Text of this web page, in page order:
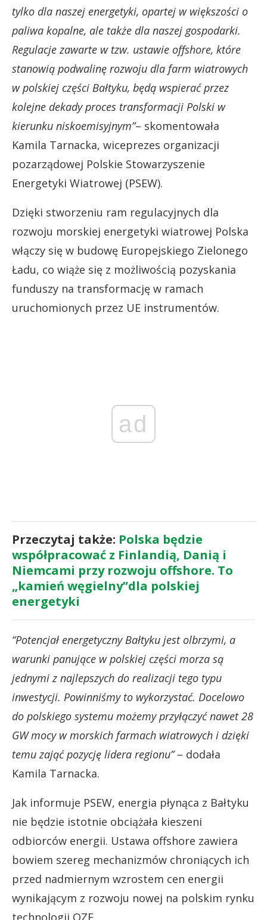
tylko dla naszej energetyki, opartej w większości o
paliwa kopalne, ale także dla naszej gospodarki.
Regulacje zawarte w tzw. ustawie offshore, które
stanowią podwalinę rozwoju dla farm wiatrowych
w polskiej części Bałtyku, będą wspierać przez
kolejne dekady proces transformacji Polski w
kierunku niskoemisyjnym”– skomentowała
Kamila Tarnacka, wiceprezes organizacji
pozarządowej Polskie Stowarzyszenie
Energetyki Wiatrowej (PSEW).
Dzięki stworzeniu ram regulacyjnych dla
rozwoju morskiej energetyki wiatrowej Polska
włączy się w budowę Europejskiego Zielonego
Ładu, co wiąże się z możliwością pozyskania
funduszy na transformację w ramach
uruchomionych przez UE instrumentów.
ad
Przeczytaj także: Polska będzie
współpracować z Finlandią, Danią i
Niemcami przy rozwoju offshore. To
„kamień węgielny”dla polskiej
energetyki
“Potencjał energetyczny Bałtyku jest olbrzymi, a
warunki panujące w polskiej części morza są
jednymi z najlepszych do realizacji tego typu
inwestycji. Powinniśmy to wykorzystać. Docelowo
do polskiego systemu możemy przyłączyć nawet 28
GW mocy w morskich farmach wiatrowych i dzięki
temu zająć pozycję lidera regionu”– dodała
Kamila Tarnacka.
Jak informuje PSEW, energia płynąca z Bałtyku
nie będzie istotnie obciążała kieszeni
odbiorców energii. Ustawa offshore zawiera
bowiem szereg mechanizmów chroniących ich
przed nadmiernym wzrostem cen energii
wynikającym z rozwoju nowej na polskim rynku
technologii OZE.